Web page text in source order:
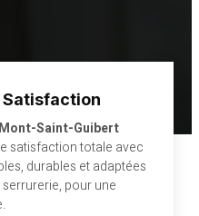
Satisfaction
Mont-Saint-Guibert
satisfaction totale avec
durables et adaptées
pour une